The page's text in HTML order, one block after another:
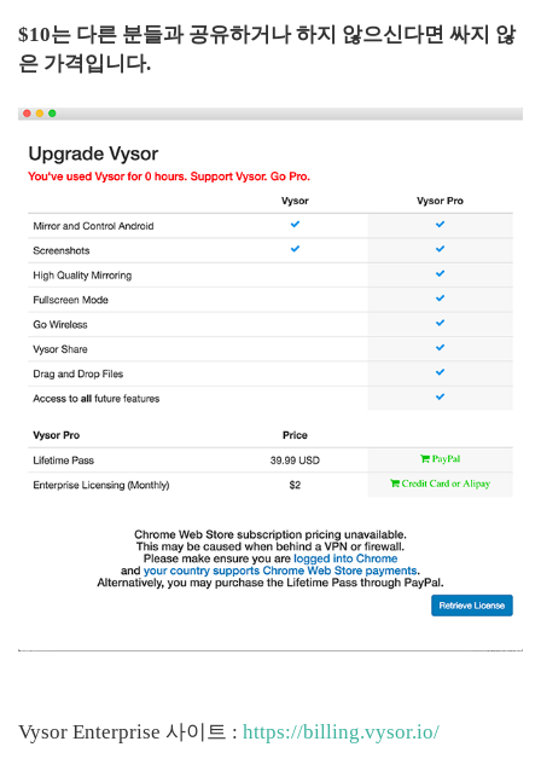
$10는 다른 분들과 공유하거나 하지 않으신다면 싸지 않
은 가격입니다.
Vysor Enterprise 사이트 : https://billing.vysor.io/